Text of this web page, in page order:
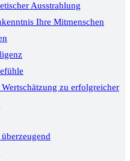
Ausstrahlung
Ihre Mitmenschen
zu erfolgreicher